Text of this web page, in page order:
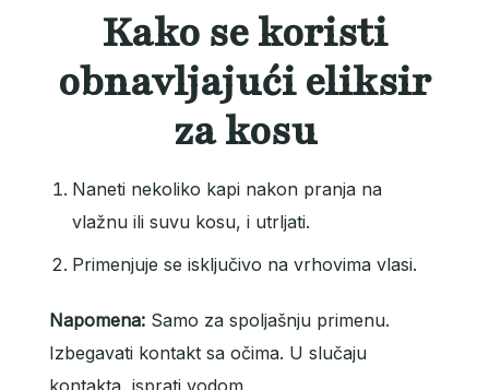
Kako se koristi
obnavljajući eliksir
za kosu
Naneti nekoliko kapi nakon pranja na
vlažnu ili suvu kosu, i utrljati.
Primenjuje se isključivo na vrhovima vlasi.
Napomena: Samo za spoljašnju primenu.
Izbegavati kontakt sa očima. U slučaju